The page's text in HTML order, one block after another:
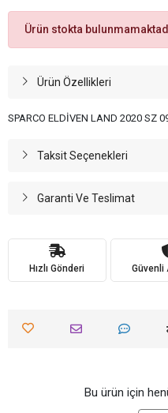
Ürün stokta
Ürün Özellikleri
SPARCO ELDİVEN LAND 2020 SZ
Taksit Seçenekleri
Garanti Ve Teslimat
Hızlı Gönderi Güvenli
Bu ürün için